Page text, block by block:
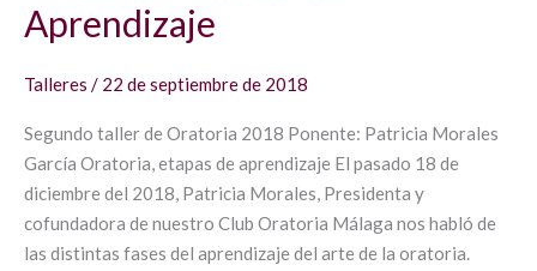
Aprendizaje
Talleres / 22 de septiembre de 2018
Segundo taller de Oratoria 2018 Ponente: Patricia Morales
García Oratoria, etapas de aprendizaje El pasado 18 de
diciembre del 2018, Patricia Morales, Presidenta y
cofundadora de nuestro Club Oratoria Málaga nos habló de
las distintas fases del aprendizaje del arte de la oratoria.